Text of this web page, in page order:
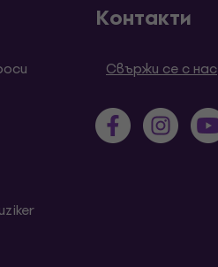
Контакти
Свържи се с нас